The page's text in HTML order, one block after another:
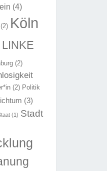
(4)
Köln
LINKE
(2)
(2) Politik
(3)
(1) Stadt